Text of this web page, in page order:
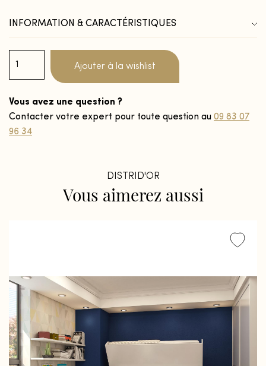
INFORMATION & CARACTÉRISTIQUES
Ajouter à la wishlist
Vous avez une question ?
Contacter votre expert pour toute question au 09 83 07
96 34
DISTRID'OR
Vous aimerez aussi